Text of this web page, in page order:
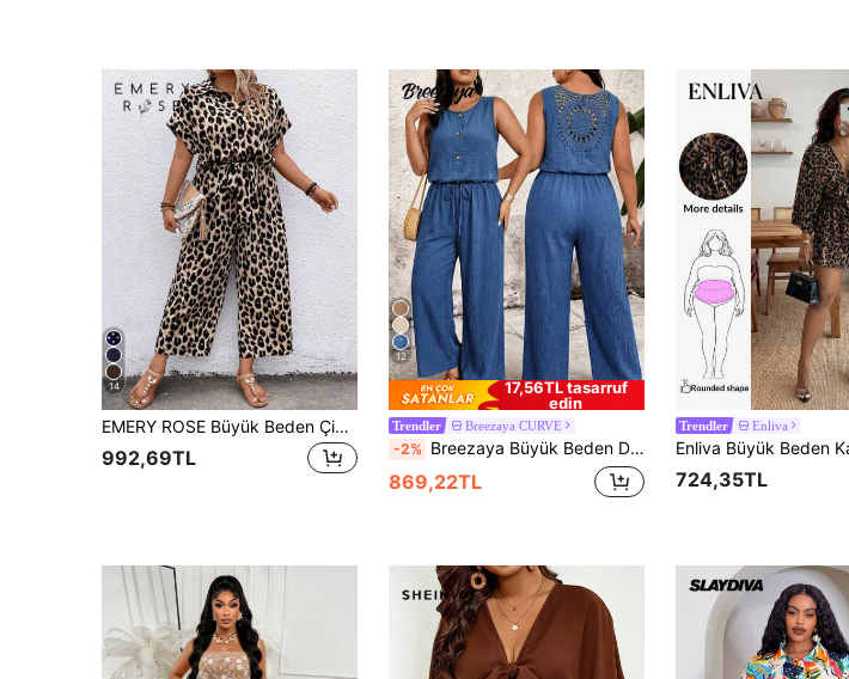
14
EMERY ROSE Büyük Beden Çiçek Desenli Düğmeli Kemerli Kısa Kollu Tulum, Yaz
992,69TL
12
17,56TL tasarruf
edin
Trendler Breezaya CURVE
-2% Breezaya Büyük Beden Düz Renk Yuvarlak Yaka Sırtı Açık Dantelli Kolsuz Lastik Bel Düğmeli Tulum
869,22TL
Trendler Enliva
724,35TL